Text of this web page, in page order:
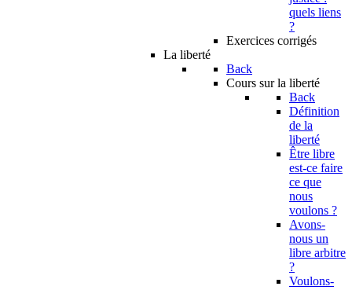
quels liens
?
Exercices corrigés
La liberté
Back
Cours sur la liberté
Back
Définition
de la
liberté
Être libre
est-ce faire
ce que
nous
voulons ?
Avons-
nous un
libre arbitre
?
Voulons-